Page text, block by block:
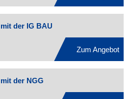
der IG BAU
Zum Angebot
der NGG